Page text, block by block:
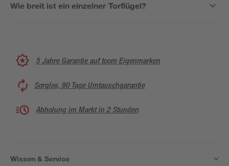
Wie breit ist ein einzelner Torflügel?
5 Jahre Garantie auf toom Eigenmarken
Sorglos, 90 Tage Umtauschgarantie
Abholung im Markt in 2 Stunden
Wissen & Service